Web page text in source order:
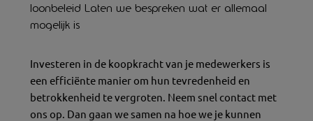
loonbeleid Laten we bespreken wat er allemaal
mogelijk is
Investeren in de koopkracht van je medewerkers is
een efficiënte manier om hun tevredenheid en
betrokkenheid te vergroten. Neem snel contact met
ons op. Dan gaan we samen na hoe we je kunnen